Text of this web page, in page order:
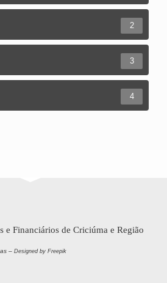
2
3
4
e Financiários de Criciúma e Região
– Designed by Freepik